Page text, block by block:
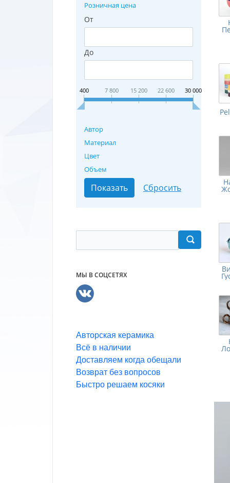
Розничная цена
От
До
400 7 800 15 200 22 600 30 000
Автор
Материал
Цвет
Объем
МЫ В СОЦСЕТЯХ
Авторская керамика
Всё в наличии
Доставляем когда обещали
Возврат без вопросов
Быстро решаем косяки